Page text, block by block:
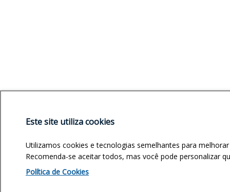
Este site utiliza cookies
Utilizamos cookies e tecnologias semelhantes para
Recomenda-se aceitar todos, mas você pode personalizar
Política de Cookies